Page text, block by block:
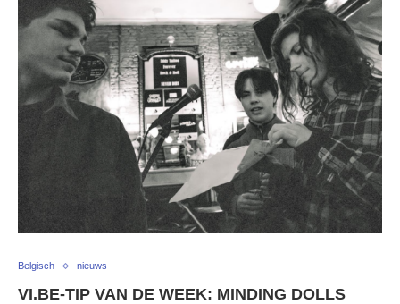
Belgisch nieuws
VI.BE-TIP VAN DE WEEK: MINDING DOLLS